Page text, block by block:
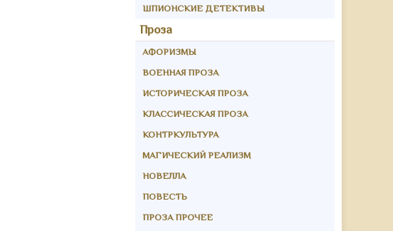
ШПИОНСКИЕ ДЕТЕКТИВЫ
Проза
АФОРИЗМЫ
ВОЕННАЯ ПРОЗА
ИСТОРИЧЕСКАЯ ПРОЗА
КЛАССИЧЕСКАЯ ПРОЗА
КОНТРКУЛЬТУРА
МАГИЧЕСКИЙ РЕАЛИЗМ
НОВЕЛЛА
ПОВЕСТЬ
ПРОЗА ПРОЧЕЕ